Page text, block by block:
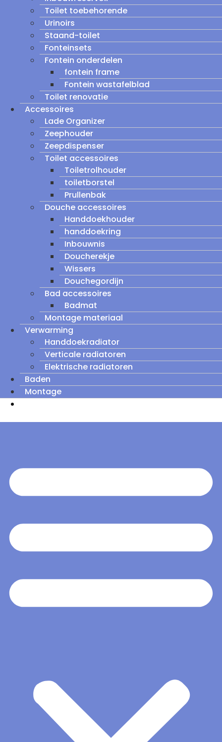
Toilet toebehorende
Urinoirs
Staand-toilet
Fonteinsets
Fontein onderdelen
fontein frame
Fontein wastafelblad
Toilet renovatie
Accessoires
Lade Organizer
Zeephouder
Zeepdispenser
Toilet accessoires
Toiletrolhouder
toiletborstel
Prullenbak
Douche accessoires
Handdoekhouder
handdoekring
Inbouwnis
Doucherekje
Wissers
Douchegordijn
Bad accessoires
Badmat
Montage materiaal
Verwarming
Handdoekradiator
Verticale radiatoren
Elektrische radiatoren
Baden
Montage